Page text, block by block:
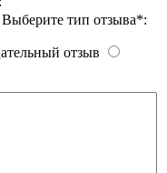
Выберите тип отзыва*:
отзыв